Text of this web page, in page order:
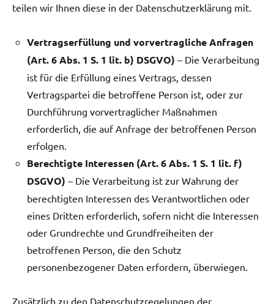
teilen wir Ihnen diese in der Datenschutzerklärung mit.
Vertragserfüllung und vorvertragliche Anfragen
(Art. 6 Abs. 1 S. 1 lit. b) DSGVO) – Die Verarbeitung
ist für die Erfüllung eines Vertrags, dessen
Vertragspartei die betroffene Person ist, oder zur
Durchführung vorvertraglicher Maßnahmen
erforderlich, die auf Anfrage der betroffenen Person
erfolgen.
Berechtigte Interessen (Art. 6 Abs. 1 S. 1 lit. f)
DSGVO) – Die Verarbeitung ist zur Wahrung der
berechtigten Interessen des Verantwortlichen oder
eines Dritten erforderlich, sofern nicht die Interessen
oder Grundrechte und Grundfreiheiten der
betroffenen Person, die den Schutz
personenbezogener Daten erfordern, überwiegen.
Zusätzlich zu den Datenschutzregelungen der